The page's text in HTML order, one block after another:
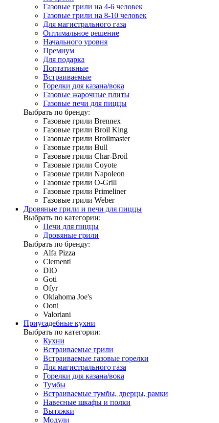
Газовые грили на 4-6 человек
Газовые грили на 8-10 человек
Для магистрального газа
Оптимальное решение
Начального уровня
Премиум
Для подарка
Портативные
Встраиваемые
Горелки для казана/вока
Газовые жарочные плиты
Газовые печи для пиццы
Выбрать по бренду:
Газовые грили Brennex
Газовые грили Broil King
Газовые грили Broilmaster
Газовые грили Bull
Газовые грили Char-Broil
Газовые грили Coyote
Газовые грили Napoleon
Газовые грили O-Grill
Газовые грили Primeliner
Газовые грили Weber
Дровяные грили и печи для пиццы
Выбрать по категории:
Печи для пиццы
Дровяные грили
Выбрать по бренду:
Alfa Pizza
Clementi
DIO
Goti
Ofyr
Oklahoma Joe's
Ooni
Valoriani
Приусадебные кухни
Выбрать по категории:
Кухни
Встраиваемые грили
Встраиваемые газовые горелки
Для магистрального газа
Горелки для казана/вока
Тумбы
Встраиваемые тумбы, дверцы, рамки
Навесные шкафы и полки
Вытяжки
Модули